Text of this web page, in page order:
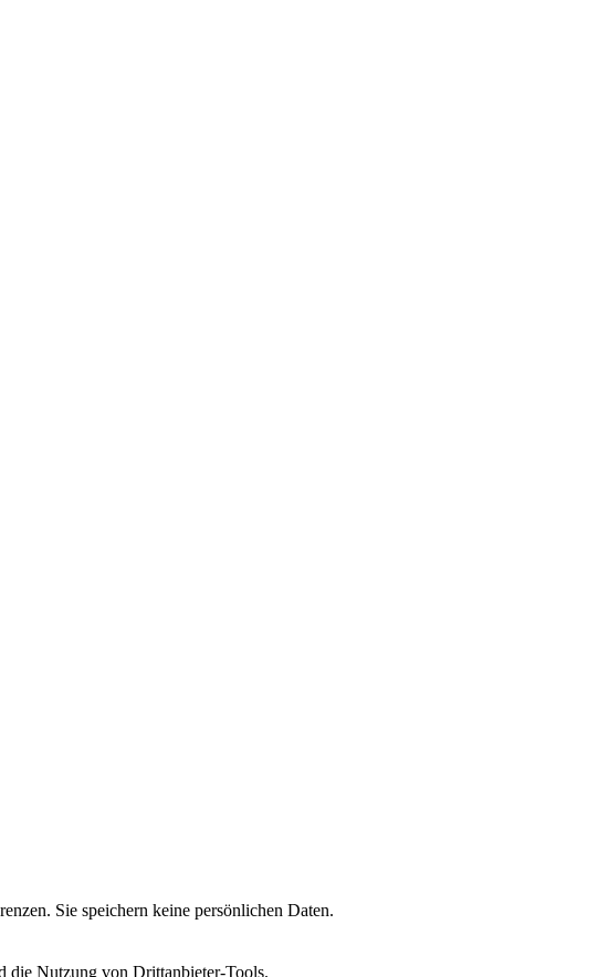
Sie speichern keine persönlichen Daten.
die Nutzung von Drittanbieter-Tools.